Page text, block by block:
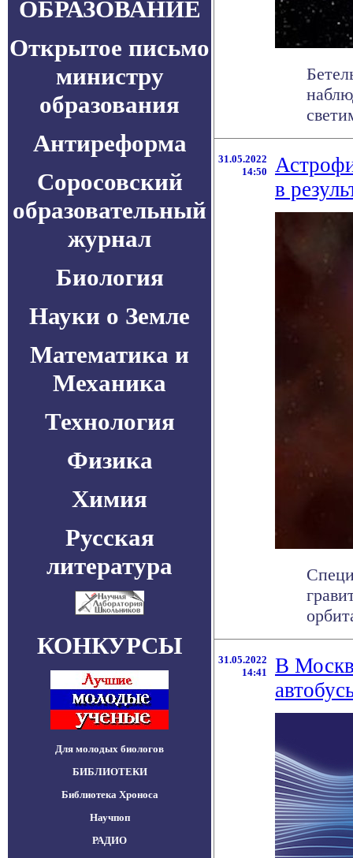
ОБРАЗОВАНИЕ
Открытое письмо
министру
образования
Антиреформа
Соросовский
образовательный
журнал
Биология
Науки о Земле
Математика и
Механика
Технология
Физика
Химия
Русская
литература
КОНКУРСЫ
Для молодых биологов
БИБЛИОТЕКИ
Библиотека Хроноса
Научпоп
РАДИО
31.05.2022
14:50
в
31.05.2022
14:41
В